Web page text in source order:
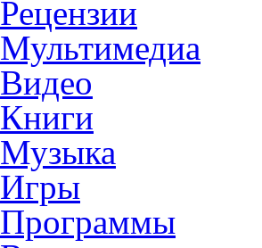
Рецензии
Мультимедиа
Видео
Книги
Музыка
Игры
Программы